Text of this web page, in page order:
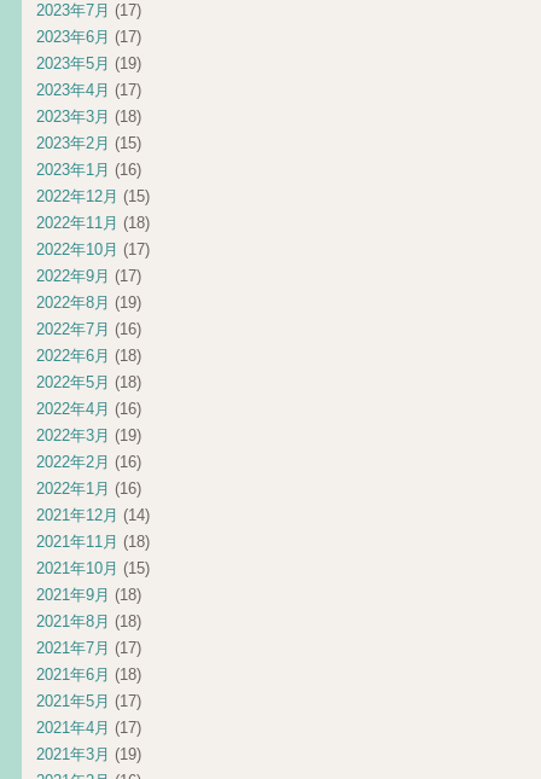
2023年7月 (17)
2023年6月 (17)
2023年5月 (19)
2023年4月 (17)
2023年3月 (18)
2023年2月 (15)
2023年1月 (16)
2022年12月 (15)
2022年11月 (18)
2022年10月 (17)
2022年9月 (17)
2022年8月 (19)
2022年7月 (16)
2022年6月 (18)
2022年5月 (18)
2022年4月 (16)
2022年3月 (19)
2022年2月 (16)
2022年1月 (16)
2021年12月 (14)
2021年11月 (18)
2021年10月 (15)
2021年9月 (18)
2021年8月 (18)
2021年7月 (17)
2021年6月 (18)
2021年5月 (17)
2021年4月 (17)
2021年3月 (19)